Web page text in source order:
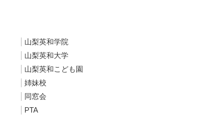
山梨英和学院
山梨英和大学
山梨英和こども園
姉妹校
同窓会
PTA